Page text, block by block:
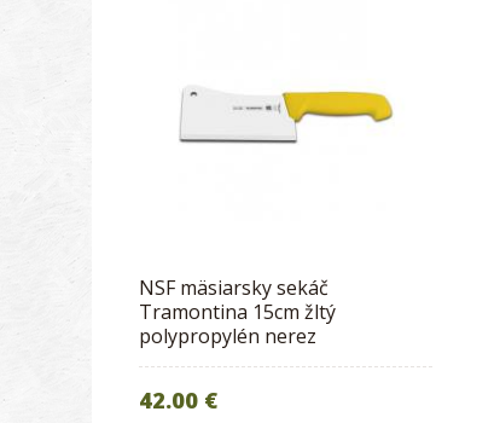
NSF mäsiarsky sekáč
Tramontina 15cm žltý
polypropylén nerez
42.00 €